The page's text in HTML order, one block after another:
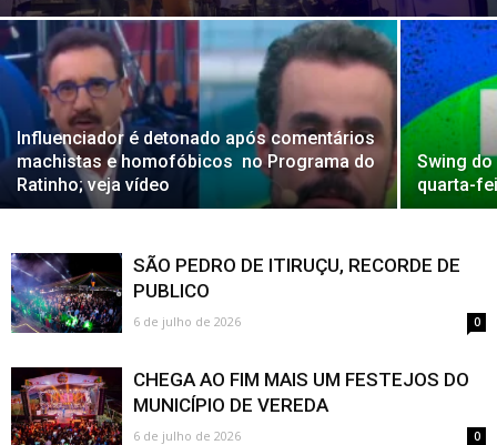
Influenciador é detonado após comentários
machistas e homofóbicos no Programa do
Ratinho; veja vídeo
Swing
quarta-
SÃO PEDRO DE ITIRUÇU, RECORDE DE
PUBLICO
6 de julho de 2026 0
CHEGA AO FIM MAIS UM FESTEJOS DO
MUNICÍPIO DE VEREDA
6 de julho de 2026 0